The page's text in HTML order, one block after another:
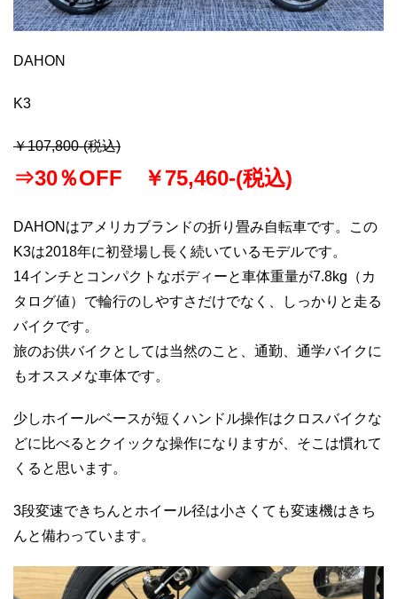
DAHON
K3
￥107,800-(税込)
⇒30％OFF ￥75,460-(税込)
DAHONはアメリカブランドの折り畳み自転車です。この
K3は2018年に初登場し長く続いているモデルです。
14インチとコンパクトなボディーと車体重量が7.8kg（カ
タログ値）で輪行のしやすさだけでなく、しっかりと走る
バイクです。
旅のお供バイクとしては当然のこと、通勤、通学バイクに
もオススメな車体です。
少しホイールベースが短くハンドル操作はクロスバイクな
どに比べるとクイックな操作になりますが、そこは慣れて
くると思います。
3段変速できちんとホイール径は小さくても変速機はきち
んと備わっています。